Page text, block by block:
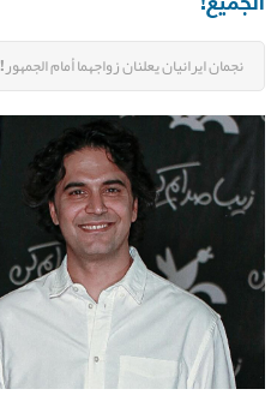
نجمان ايرانيان يعلنان زواجهما أمام الجمهور!